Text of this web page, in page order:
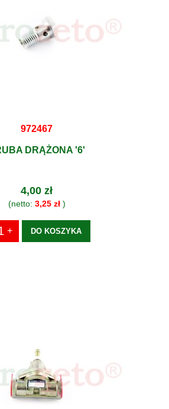
972467
DRĄŻONA '6'
4,00 zł
(netto: 3,25 zł)
DO KOSZYKA